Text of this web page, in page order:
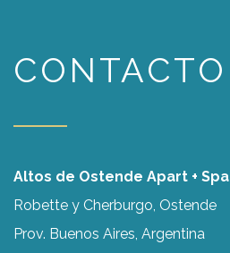
CONTACTO
Altos de Ostende Apart + Spa
Robette y Cherburgo, Ostende
Prov. Buenos Aires, Argentina